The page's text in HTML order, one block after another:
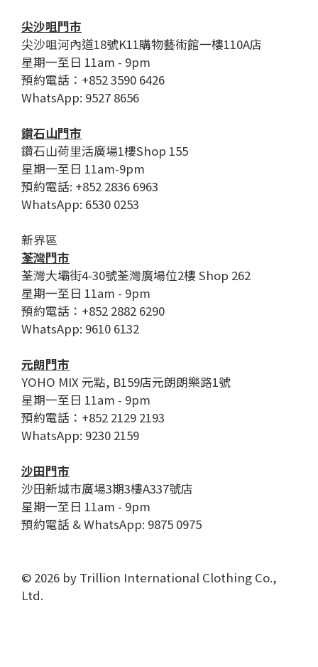
尖沙咀門市
尖沙咀河內道18號K11購物藝術館一樓110A店
星期一至日 11am - 9pm
預約電話：+852 3590 6426
WhatsApp: 9527 8656
鑽石山門市
鑽石山荷里活廣場1樓Shop 155
星期一至日 11am-9pm
預約電話: +852 2836 6963
WhatsApp: 6530 0253
新界區
荃灣門市
荃灣大壩街4-30號荃灣廣場位2樓 Shop 262
星期一至日 11am - 9pm
預約電話：+852 2882 6290
WhatsApp: 9610 6132
元朗門市
YOHO MIX 元點, B159店元朗朗樂路1號
星期一至日 11am - 9pm
預約電話：+852 2129 2193
WhatsApp: 9230 2159
沙田門市
沙田新城市廣場3期3樓A337號店
星期一至日 11am - 9pm
預約電話 & WhatsApp: 9875 0975
© 2026 by Trillion International Clothing Co.,
Ltd.